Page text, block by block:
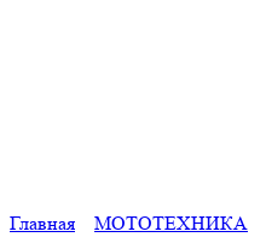
Главная МОТОТЕХНИКА